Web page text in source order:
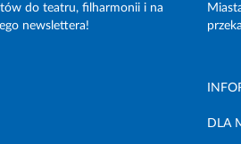
do teatru, filharmonii i na
newslettera!
DLA